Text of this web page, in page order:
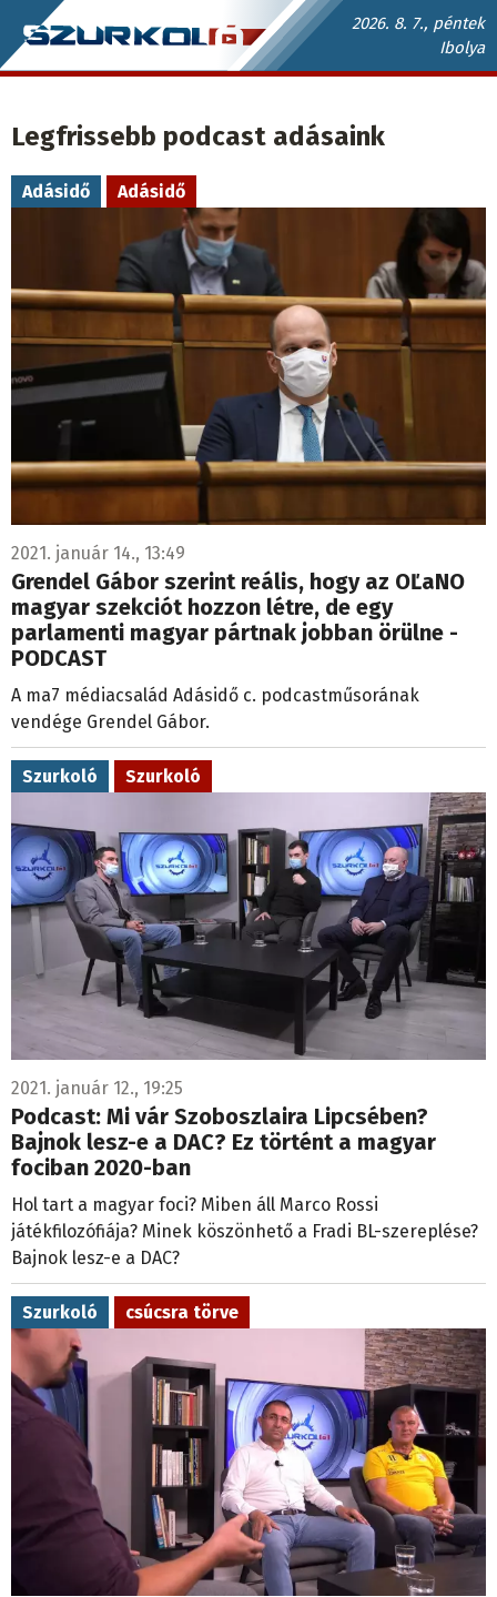
Ugrás
a
2026. 8. 7., péntek
Ibolya
Szurkoló.sk
navigáció
Legfrissebb podcast adásaink
Adásidő Adásidő
2021. január 14., 13:49
Grendel Gábor szerint reális, hogy az OĽaNO
magyar szekciót hozzon létre, de egy
parlamenti magyar pártnak jobban örülne -
PODCAST
A ma7 médiacsalád Adásidő c. podcastműsorának
vendége Grendel Gábor.
Szurkoló Szurkoló
2021. január 12., 19:25
Podcast: Mi vár Szoboszlaira Lipcsében?
Bajnok lesz-e a DAC? Ez történt a magyar
fociban 2020-ban
Hol tart a magyar foci? Miben áll Marco Rossi
játékfilozófiája? Minek köszönhető a Fradi BL-szereplése?
Bajnok lesz-e a DAC?
Szurkoló csúcsra törve